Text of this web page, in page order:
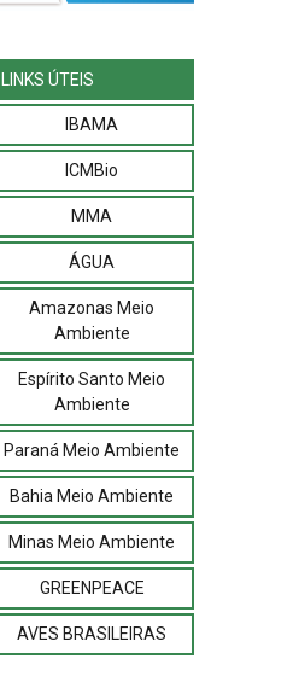
LINKS ÚTEIS
IBAMA
ICMBio
MMA
ÁGUA
Amazonas Meio
Ambiente
Espírito Santo Meio
Ambiente
Paraná Meio Ambiente
Bahia Meio Ambiente
Minas Meio Ambiente
GREENPEACE
AVES BRASILEIRAS